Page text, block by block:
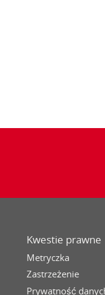
Kwestie prawne
Metryczka
Zastrzeżenie
Prywatność